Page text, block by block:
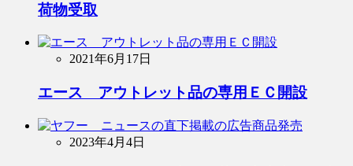
荷物受取
2021年6月17日
エース アウトレット品の専用ＥＣ開設
2023年4月4日